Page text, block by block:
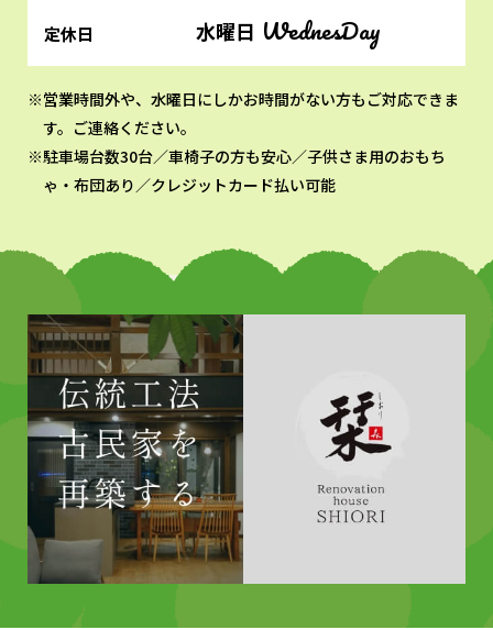
定休日 水曜日 WednesDay
営業時間外や、水曜日にしかお時間がない方もご対応できま
す。ご連絡ください。
駐車場台数30台／車椅子の方も安心／子供さま用のおもち
ゃ・布団あり／クレジットカード払い可能